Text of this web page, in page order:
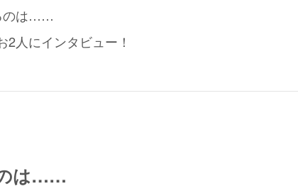
のは……
人にインタビュー！
のは……